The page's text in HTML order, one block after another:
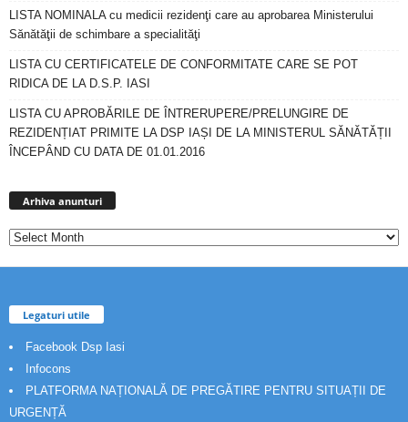
LISTA NOMINALA cu medicii rezidenţi care au aprobarea Ministerului
Sănătăţii de schimbare a specialităţi
LISTA CU CERTIFICATELE DE CONFORMITATE CARE SE POT
RIDICA DE LA D.S.P. IASI
LISTA CU APROBĂRILE DE ÎNTRERUPERE/PRELUNGIRE DE
REZIDENȚIAT PRIMITE LA DSP IAȘI DE LA MINISTERUL SĂNĂTĂȚII
ÎNCEPÂND CU DATA DE 01.01.2016
Arhiva anunturi
Legaturi utile
Facebook Dsp Iasi
Infocons
PLATFORMA NAȚIONALĂ DE PREGĂTIRE PENTRU SITUAȚII DE
URGENȚĂ